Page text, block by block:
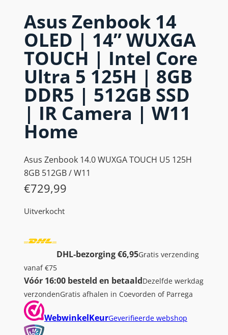
Asus Zenbook 14
OLED | 14” WUXGA
TOUCH | Intel Core
Ultra 5 125H | 8GB
DDR5 | 512GB SSD
| IR Camera | W11
Home
Asus Zenbook 14.0 WUXGA TOUCH U5 125H
8GB 512GB / W11
€729,99
Uitverkocht
DHL-bezorging €6,95Gratis verzending
vanaf €75
Vóór 16:00 besteld en betaaldDezelfde werkdag
verzondenGratis afhalen in Coevorden of Parrega
WebwinkelKeurGeverifieerde webshop